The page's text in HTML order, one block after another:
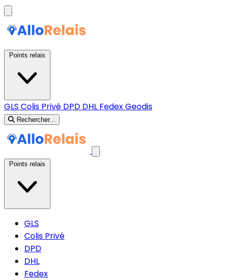
GLS Colis Privé DPD DHL FedexGeodis
Rechercher...
GLS
Colis Privé
DPD
DHL
Fedex